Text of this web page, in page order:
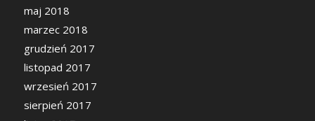
maj 2018
marzec 2018
grudzień 2017
listopad 2017
wrzesień 2017
sierpień 2017